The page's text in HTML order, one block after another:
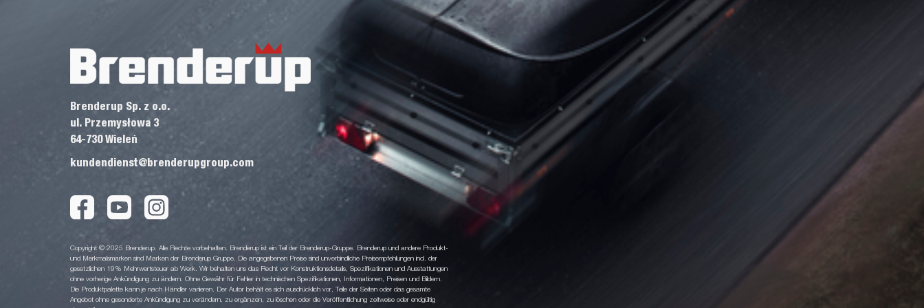
Brenderup Sp. z o.o.
ul. Przemysłowa 3
64-730 Wieleń
kundendienst@brenderupgroup.com
Copyright © 2025 Brenderup. Alle Rechte vorbehalten. Brenderup ist ein Teil der Brenderup-Gruppe. Brenderup und andere Produkt-
und Merkmalsmarken sind Marken der Brenderup Gruppe. Die angegebenen Preise sind unverbindliche Preisempfehlungen incl. der
gesetzlichen 19% Mehrwertsteuer ab Werk. Wir behalten uns das Recht vor Konstruktionsdetails, Spezifikationen und Ausstattungen
ohne vorherige Ankündigung zu ändern. Ohne Gewähr für Fehler in technischen Spezifikationen, Informationen, Preisen und Bildern.
Die Produktpalette kann je nach Händler variieren. Der Autor behält es sich ausdrücklich vor, Teile der Seiten oder das gesamte
Angebot ohne gesonderte Ankündigung zu verändern, zu ergänzen, zu löschen oder die Veröffentlichung zeitweise oder endgültig